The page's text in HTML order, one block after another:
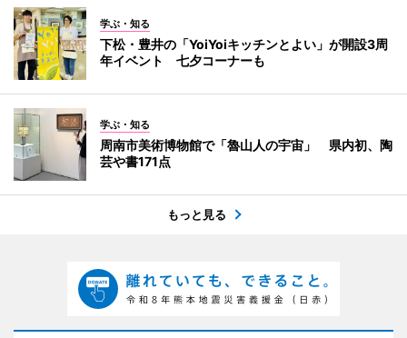
学ぶ・知る
下松・豊井の「YoiYoiキッチンとよい」が開設3周
年イベント 七夕コーナーも
学ぶ・知る
周南市美術博物館で「魯山人の宇宙」 県内初、陶
芸や書171点
もっと見る